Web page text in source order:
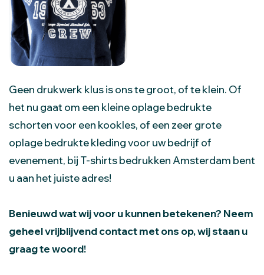
Geen drukwerk klus is ons te groot, of te klein. Of
het nu gaat om een kleine oplage bedrukte
schorten voor een kookles, of een zeer grote
oplage bedrukte kleding voor uw bedrijf of
evenement, bij T-shirts bedrukken Amsterdam bent
u aan het juiste adres!
Benieuwd wat wij voor u kunnen betekenen? Neem
geheel vrijblijvend contact met ons op, wij staan u
graag te woord!